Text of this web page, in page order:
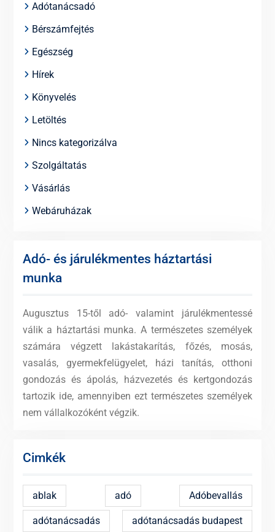
Adótanácsadó
Bérszámfejtés
Egészség
Hírek
Könyvelés
Letöltés
Nincs kategorizálva
Szolgáltatás
Vásárlás
Webáruházak
Adó- és járulékmentes háztartási
munka
Augusztus 15-től adó- valamint járulékmentessé
válik a háztartási munka. A természetes személyek
számára végzett lakástakarítás, főzés, mosás,
vasalás, gyermekfelügyelet, házi tanítás, otthoni
gondozás és ápolás, házvezetés és kertgondozás
tartozik ide, amennyiben ezt természetes személyek
nem vállalkozóként végzik.
Cimkék
ablak adó Adóbevallás
adótanácsadás adótanácsadás budapest